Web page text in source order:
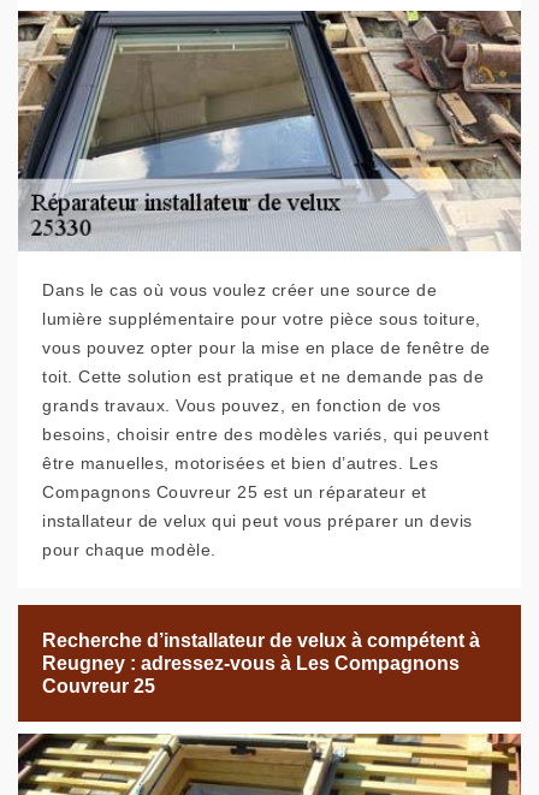
Dans le cas où vous voulez créer une source de
lumière supplémentaire pour votre pièce sous toiture,
vous pouvez opter pour la mise en place de fenêtre de
toit. Cette solution est pratique et ne demande pas de
grands travaux. Vous pouvez, en fonction de vos
besoins, choisir entre des modèles variés, qui peuvent
être manuelles, motorisées et bien d’autres. Les
Compagnons Couvreur 25 est un réparateur et
installateur de velux qui peut vous préparer un devis
pour chaque modèle.
Recherche d’installateur de velux à compétent à
Reugney : adressez-vous à Les Compagnons
Couvreur 25